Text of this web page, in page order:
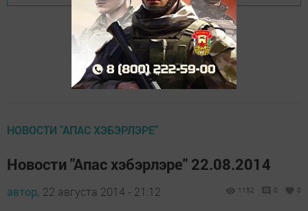
НОВОСТИ "АПАС ХЭБЭРЛЭРЕ"
Новости "Апас хэбэрлэре" 22.08.2014
автор, 22 августа 2014 - 21:12 1152 0 0